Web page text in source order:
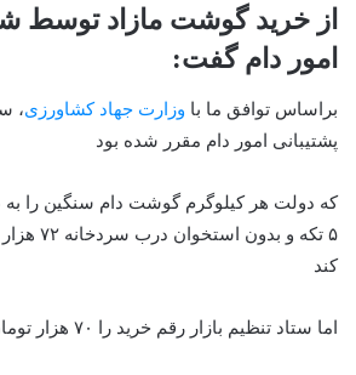
از خرید گوشت مازاد توسط
امور دام گفت:
براساس توافق ما با وزارت جهاد کشاورزی،
پشتیبانی امور دام مقرر شده بود
که دولت هر کیلوگرم گوشت دام سنگین را
کند
اما ستاد تنظیم بازار رقم خرید را ۷۰ هزار تومان ابلاغ کرد.